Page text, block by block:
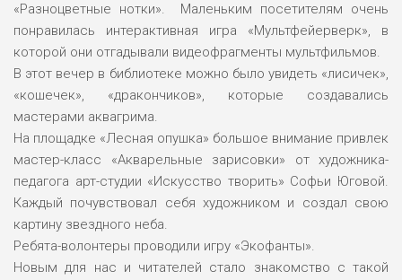
«Разноцветные нотки». Маленьким посетителям очень
понравилась интерактивная игра «Мультфейерверк», в
которой они отгадывали видеофрагменты мультфильмов.
В этот вечер в библиотеке можно было увидеть «лисичек»,
«кошечек», «дракончиков», которые создавались
мастерами аквагрима.
На площадке «Лесная опушка» большое внимание привлек
мастер-класс «Акварельные зарисовки» от художника-
педагога арт-студии «Искусство творить» Софьи Юговой.
Каждый почувствовал себя художником и создал свою
картину звездного неба.
Ребята-волонтеры проводили игру «Экофанты».
Новым для нас и читателей стало знакомство с такой